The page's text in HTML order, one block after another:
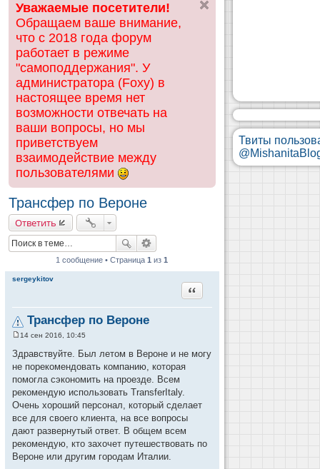
ск
Уважаемые посетители!
Обращаем ваше внимание,
что с 2018 года форум
работает в режиме
"самоподдержания". У
администратора (Foxy) в
настоящее время нет
возможности отвечать на
ваши вопросы, но мы
приветствуем
взаимодействие между
пользователями
Трансфер по Вероне
Ответить
1 сообщение • Страница1 из1
sergeykitov
Трансфер по Вероне
Цитата
о
б
е
н
е
14 сен 2016, 10:45
Здравствуйте. Был летом в Вероне и не могу
не порекомендовать компанию, которая
помогла сэкономить на проезде. Всем
рекомендую использовать TransferItaly.
Очень хороший персонал, который сделает
все для своего клиента, на все вопросы
дают развернутый ответ. В общем всем
рекомендую, кто захочет путешествовать по
Вероне или другим городам Италии.
Твиты